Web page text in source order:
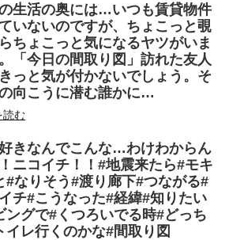
生活の奥には…いつも賃貸物件
いないのですが、ちょこっと覗
ちょこっと気になるヤツがいま
「今日の間取り図」訪れた友人
っと気が付かないでしょう。そ
向こうに潜む誰かに…
読む
きなんでこんな…わけわからん
ニコイチ！！#地震来たら#モキ
#なりそう#渡り廊下#つながる#
チ#こうなった#経緯#知りたい
ングで#くつろいでる時#どっち
イレ行くのかな#間取り図